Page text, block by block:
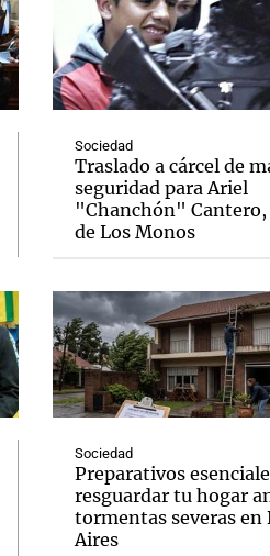
Sociedad
Traslado a cárcel de
seguridad para Ariel
"Chanchón"
de Los Monos
Sociedad
Preparativos
resguardar tu hogar
tormentas severas en
Aires
Notas